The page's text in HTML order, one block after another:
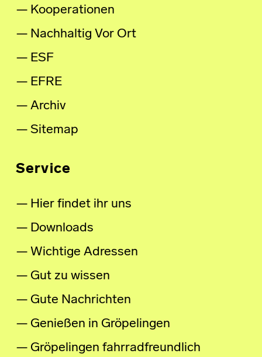
Kooperationen
Nachhaltig Vor Ort
ESF
EFRE
Archiv
Sitemap
Service
Hier findet ihr uns
Downloads
Wichtige Adressen
Gut zu wissen
Gute Nachrichten
Genießen in Gröpelingen
Gröpelingen fahrradfreundlich